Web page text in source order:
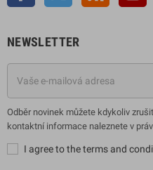
NEWSLETTER
Odběr novinek můžete kdykoliv
kontaktní informace naleznete v
I agree to the terms and